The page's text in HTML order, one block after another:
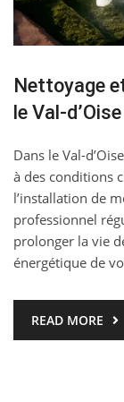
Nettoyage
le Val-
Dans le Val-
à des conditions
l’installation de
professionnel
prolonger la vie
énergétique de
READ MORE